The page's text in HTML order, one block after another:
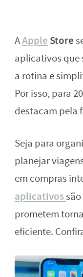
AApple Store
aplicativos que
a rotina e
Por isso, para
destacam pela
Seja para
planejar
em compras
aplicativos
prometem
eficiente.